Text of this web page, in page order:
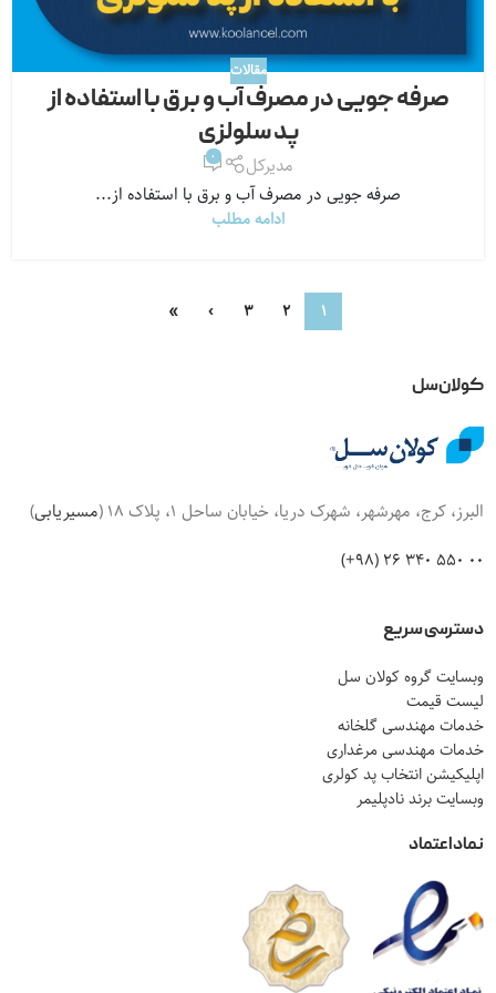
مقالات
صرفه جویی در مصرف آب و برق با استفاده از
پد سلولزی
مدیرکل 0
صرفه جویی در مصرف آب و برق با استفاده از...
ادامه مطلب
1
2
3
›
»
کولان‌سل
البرز، کرج، مهرشهر، شهرک دریا، خیابان ساحل 1، پلاک 18 ( مسیریابی)
00 550 340 26 (98+)
دسترسی سریع
وبسایت گروه کولان سل
لیست قیمت
خدمات مهندسی گلخانه
خدمات مهندسی مرغداری
اپلیکیشن انتخاب پد کولری
وبسایت برند نادپلیمر
نماد اعتماد